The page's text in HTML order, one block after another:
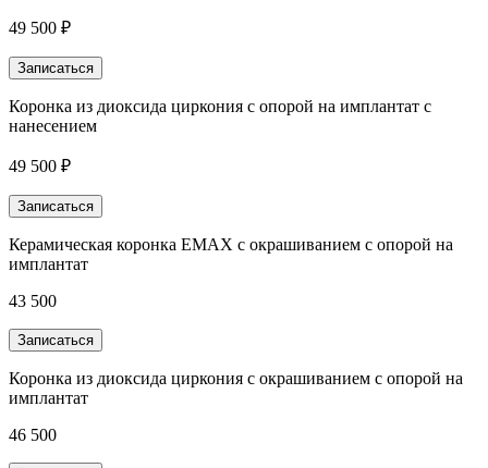
49 500 ₽
Записаться
Коронка из диоксида циркония с опорой на имплантат с
нанесением
49 500 ₽
Записаться
Керамическая коронка EMAX с окрашиванием с опорой на
имплантат
43 500
Записаться
Коронка из диоксида циркония с окрашиванием с опорой на
имплантат
46 500